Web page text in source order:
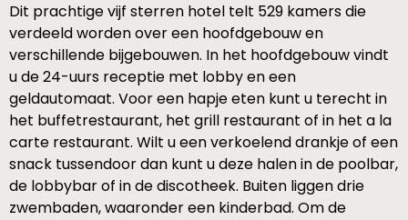
Dit prachtige vijf sterren hotel telt 529 kamers die
verdeeld worden over een hoofdgebouw en
verschillende bijgebouwen. In het hoofdgebouw vindt
u de 24-uurs receptie met lobby en een
geldautomaat. Voor een hapje eten kunt u terecht in
het buffetrestaurant, het grill restaurant of in het a la
carte restaurant. Wilt u een verkoelend drankje of een
snack tussendoor dan kunt u deze halen in de poolbar,
de lobbybar of in de discotheek. Buiten liggen drie
zwembaden, waaronder een kinderbad. Om de